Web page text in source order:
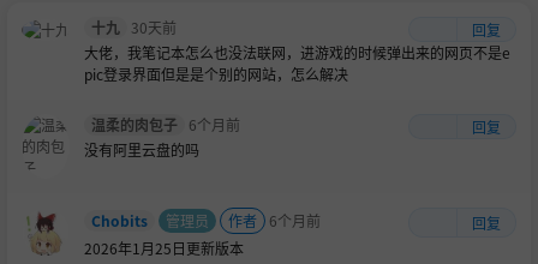
十九 30天前
回复
大佬，我笔记本怎么也没法联网，进游戏的时候弹出来的网页不是e
pic登录界面但是是个别的网站，怎么解决
温柔的肉包子 6个月前
回复
没有阿里云盘的吗
Chobits 管理员 作者 6个月前
回复
2026年1月25日更新版本